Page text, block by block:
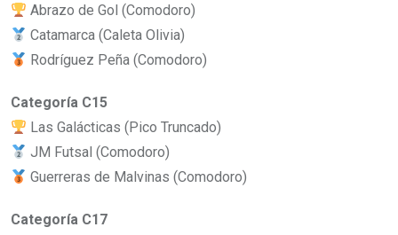
Abrazo de Gol (Comodoro)
Catamarca (Caleta Olivia)
Rodríguez Peña (Comodoro)
Categoría C15
Las Galácticas (Pico Truncado)
JM Futsal (Comodoro)
Guerreras de Malvinas (Comodoro)
Categoría C17